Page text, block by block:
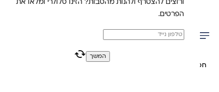
ורוצים להצטרף ולהנות מהטבות? הזינו סלולרי ומלאו את
הפרטים.
המשך